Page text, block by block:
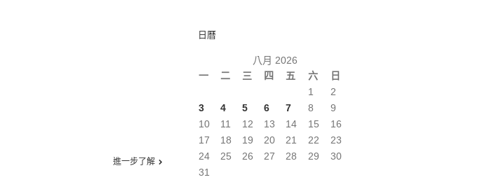
進一步了解
日曆
八月 2026
一
二 三 四 五 六 日
1
2
3
4 5 6 7 8
9
10
11 12 13 14 15
16
17
18 19 20 21 22
23
24
25 26 27 28 29
30
31